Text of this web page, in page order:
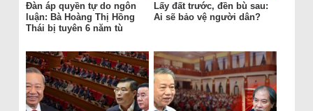
Đàn áp quyền tự do ngôn
luận: Bà Hoàng Thị Hồng
Thái bị tuyên 6 năm tù
Lấy đất trước, đền bù sau:
Ai sẽ bảo vệ người dân?